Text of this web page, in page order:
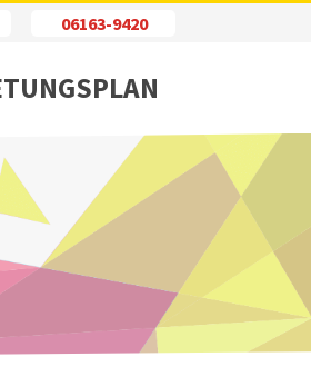
06163-9420